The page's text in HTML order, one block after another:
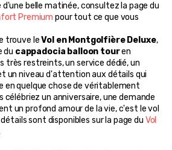
Premium pour tout ce que vous
trouve le Vol en Montgolfière Deluxe,
du cappadocia balloon tour en
très restreints, un service dédié, un
un niveau d'attention aux détails qui
en quelque chose de véritablement
célébriez un anniversaire, une demande
un profond amour de la vie, c'est le vol
sont disponibles sur la page du Vol